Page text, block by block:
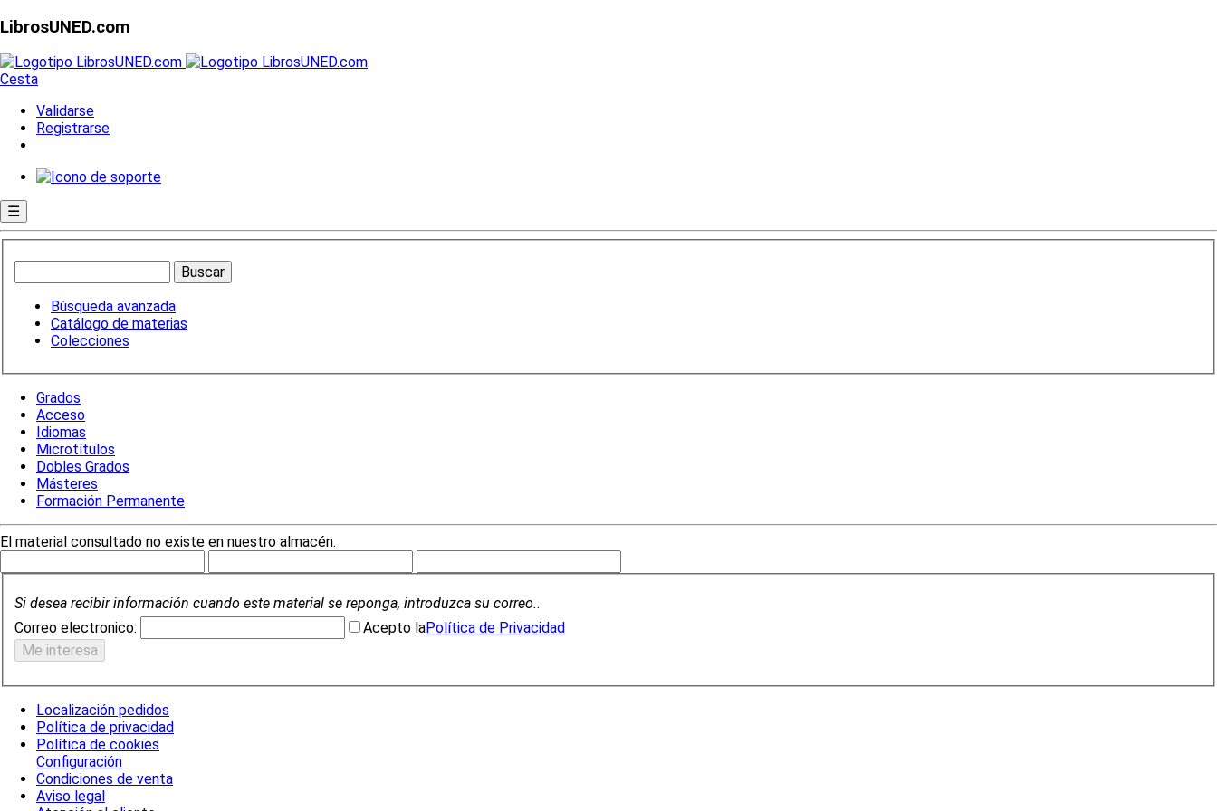
LibrosUNED.com
Cesta
Validarse
Registrarse
☰
Búsqueda avanzada
Catálogo de materias
Colecciones
Grados
Acceso
Idiomas
Microtítulos
Dobles Grados
Másteres
Formación Permanente
El material consultado no existe en nuestro almacén.
Si desea recibir información cuando este material se reponga, introduzca su correo..
Correo electronico:
Acepto laPolítica de Privacidad
Localización pedidos
Política de privacidad
Política de cookies
Configuración
Condiciones de venta
Aviso legal